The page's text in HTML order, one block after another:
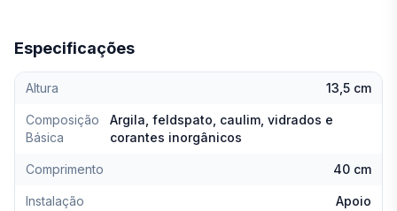
Especificações
Altura 13,5 cm
Composição
Básica
Argila, feldspato, caulim, vidrados e
corantes inorgânicos
Comprimento 40 cm
Instalação Apoio